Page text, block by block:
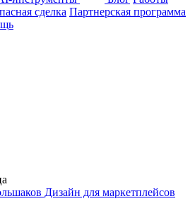
сделка Партнерская программа